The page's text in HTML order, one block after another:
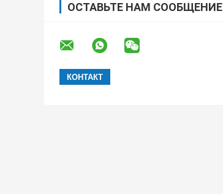
ОСТАВЬТЕ НАМ СООБЩЕНИЕ